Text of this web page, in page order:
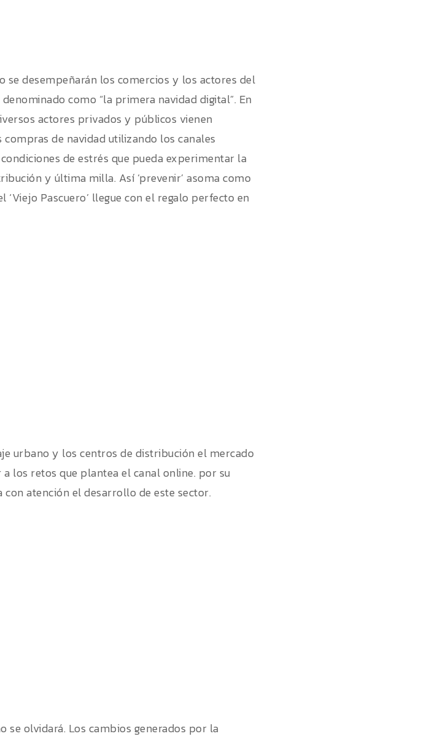
se desempeñarán los comercios y los actores del
como “la primera navidad digital”. En
actores privados y públicos vienen
de navidad utilizando los canales
de estrés que pueda experimentar la
y última milla. Así ‘prevenir’ asoma como
‘Viejo Pascuero’ llegue con el regalo perfecto en
urbano y los centros de distribución el mercado
los retos que plantea el canal online. por su
atención el desarrollo de este sector.
se olvidará. Los cambios generados por la